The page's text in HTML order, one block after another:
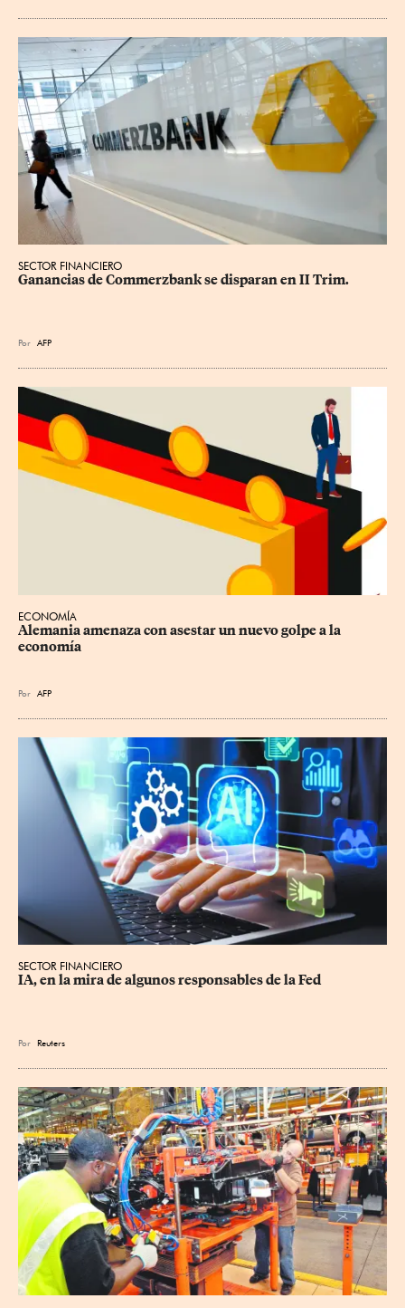
SECTOR FINANCIERO
Ganancias de Commerzbank se disparan en II Trim.
Por AFP
ECONOMÍA
Alemania amenaza con asestar un nuevo golpe a la
economía
Por AFP
SECTOR FINANCIERO
IA, en la mira de algunos responsables de la Fed
Por Reuters